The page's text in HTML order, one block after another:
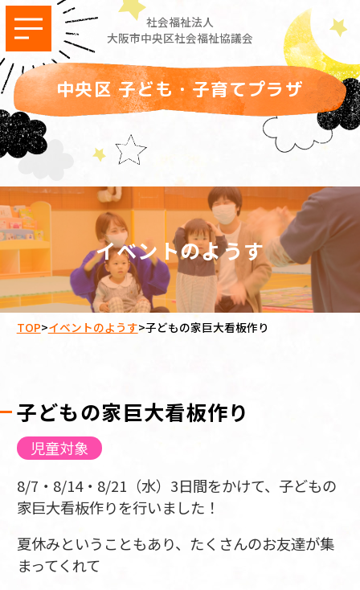
社会福祉法人
大阪市中央区社会福祉協議会
中央区 子ども・子育てプラザ
イベントのようす
TOP>イベントのようす>子どもの家巨大看板作り
子どもの家巨大看板作り
児童対象
8/7・8/14・8/21（水）3日間をかけて、子どもの
家巨大看板作りを行いました！
夏休みということもあり、たくさんのお友達が集
まってくれて